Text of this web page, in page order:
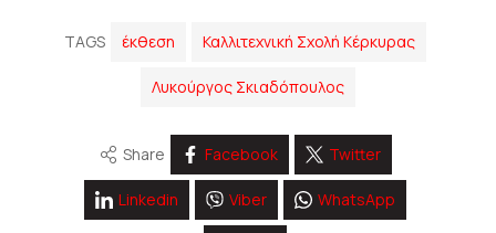
TAGS έκθεση Καλλιτεχνική Σχολή Κέρκυρας
Λυκούργος Σκιαδόπουλος
Share Facebook Twitter
Linkedin Viber WhatsApp